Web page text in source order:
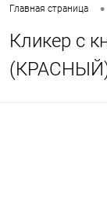
Главная страница •
Кликер с